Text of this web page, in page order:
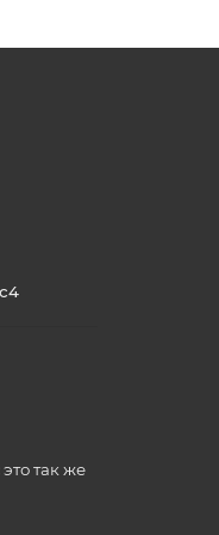
так же